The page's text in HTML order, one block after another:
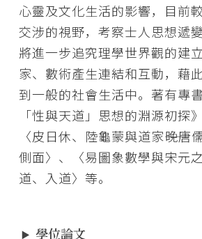
心靈及文化生活的影響，目前
交涉的視野，考察士人思想遞
將進一步追究理學世界觀的建
家、數術產生連結和互動，藉
到一般的社會生活中。著有專
「性與天道」思想的淵源初探
〈皮日休、陸龜蒙與道家――晚
側面〉、〈易圖象數學與宋元
道、入道〉等。
學位論文